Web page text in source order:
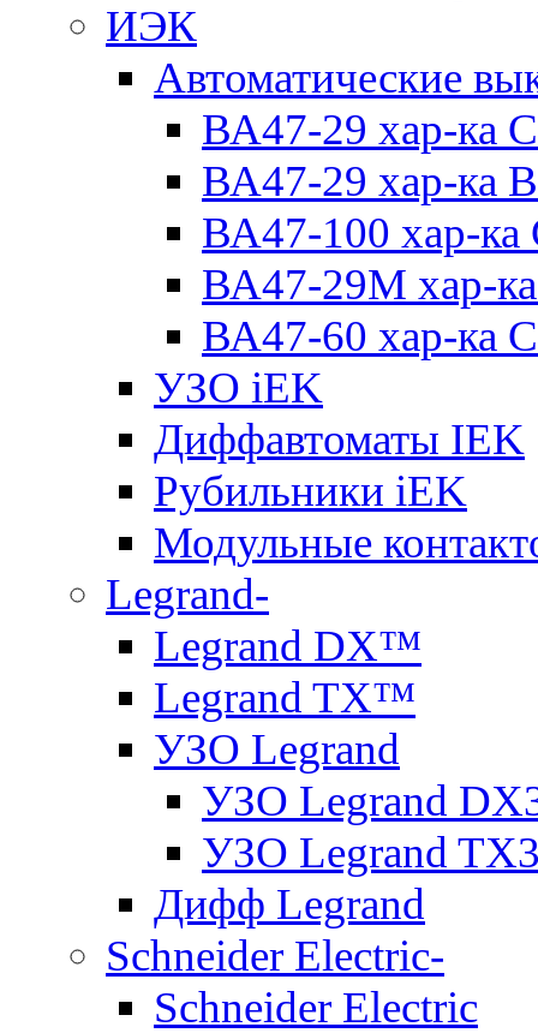
ИЭК
Автоматические
ВА47-29 хар-ка C
ВА47-29 хар-ка B
ВА47-100 хар-ка
ВА47-29M хар-
ВА47-60 хар-ка C
УЗО iEK
Диффавтоматы IEK
Рубильники iEK
Модульные
Legrand-
Legrand DX™
Legrand TX™
УЗО Legrand
УЗО Legrand
УЗО Legrand
Дифф Legrand
Schneider Electric-
Schneider Electric